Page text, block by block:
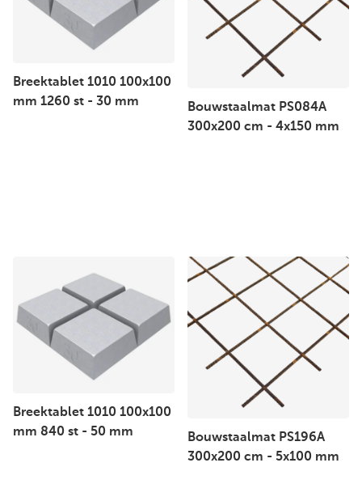
Breektablet 1010 100x100
mm 1260 st - 30 mm
Bouwstaalmat PS084A
300x200 cm - 4x150 mm
Breektablet 1010 100x100
mm 840 st - 50 mm
Bouwstaalmat PS196A
300x200 cm - 5x100 mm